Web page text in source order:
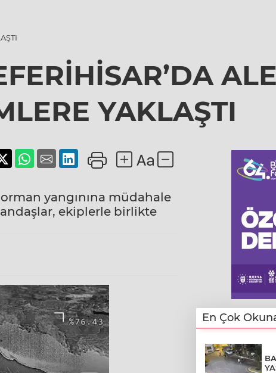
YAKLAŞTI
yangınına müdahale
ekiplerle birlikte
En Çok